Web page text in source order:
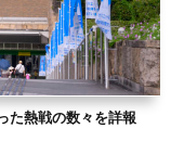
た熱戦の数々を詳報